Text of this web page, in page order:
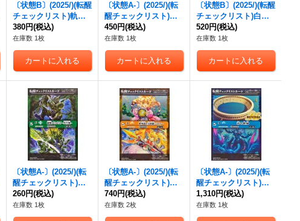
〔状態B〕(2025/)(転醒
チェックリスト)軌道
エレベーター・カンダ
タ/カンダタ管理メ
カ・氣動兵器ジョロー
グ【-】{BS73-068a/B
S73-068b}《白》
380円(税込)
在庫数 1枚
〔状態A-〕(2025/)(転
醒チェックリスト)鳥
獣氣兵・参號フクロッ
ク/氣兵墓場【-】{BS7
3-054a/BS73-054b}
《青》
450円(税込)
在庫数 1枚
〔状態B〕(2025/)(転醒
チェックリスト)白の
世界/白き機神【-】{B
S73-TCP04a/BS73-TC
P04b}《白》
520円(税込)
在庫数 1枚
〔状態A-〕(2025/)(転
醒チェックリスト)菌
獣ゴリゴリラ-共生態-/
菌獣ゴリゴリラ-戦闘
態-【-】{BS73-028a/B
260円(税込)
在庫数 1枚
〔状態A-〕(2025/)(転
醒チェックリスト)黄
水晶の宝妖精シトリィ
ー/黄水晶の魔宝少女
シトリィー【-】{BS7
740円(税込)
在庫数 2枚
〔状態A-〕(2025/)(転
醒チェックリスト)青
の世界/青き異神【-】
{BS73-TCP06a/BS73-
TCP06b}《青》
1,310円(税込)
在庫数 1枚